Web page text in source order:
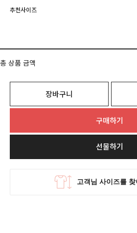
추천사이즈
총 상품 금액
장바구니
구매하기
선물하기